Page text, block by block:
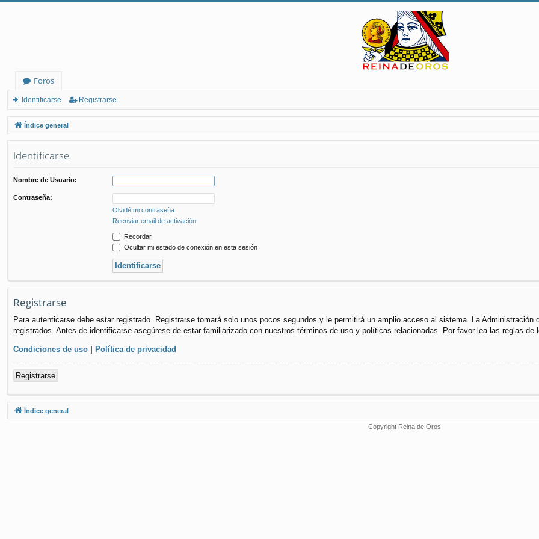
Foros
Identificarse Registrarse
Índice general
Identificarse
Nombre de Usuario:
Contraseña:
Olvidé mi contraseña
Reenviar email de activación
Recordar
Ocultar mi estado de conexión en esta sesión
Registrarse
Para autenticarse debe estar registrado. Registrarse tomará solo unos pocos segundos y le permitirá un amplio acceso al sistema. La
registrados. Antes de identificarse asegúrese de estar familiarizado con nuestros términos de uso y políticas relacionadas. Por favor lea las reglas de
Condiciones de uso | Política de privacidad
Registrarse
Índice general
Copyright Reina de Oros